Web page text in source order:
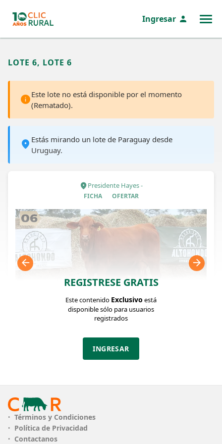
Ingresar
LOTE 6, LOTE 6
Este lote no está disponible por el momento
(Rematado).
Estás mirando un lote de Paraguay desde
Uruguay.
FICHA OFERTAR
Presidente Hayes -
FICHA DEL LOTE Identificador: #285406
ESTABLECIMIENTO
PLAZO
REGISTRESE GRATIS
Este contenido Exclusivo está
disponible sólo para usuarios
registrados
INGRESAR
Términos y Condiciones
Política de Privacidad
Contactanos